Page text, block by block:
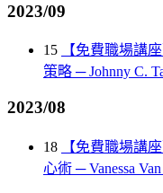
2023/09
15
【免費職場講
策略 ─ Johnny C.
2023/08
18
【免費職場講
心術 ─ Vanessa